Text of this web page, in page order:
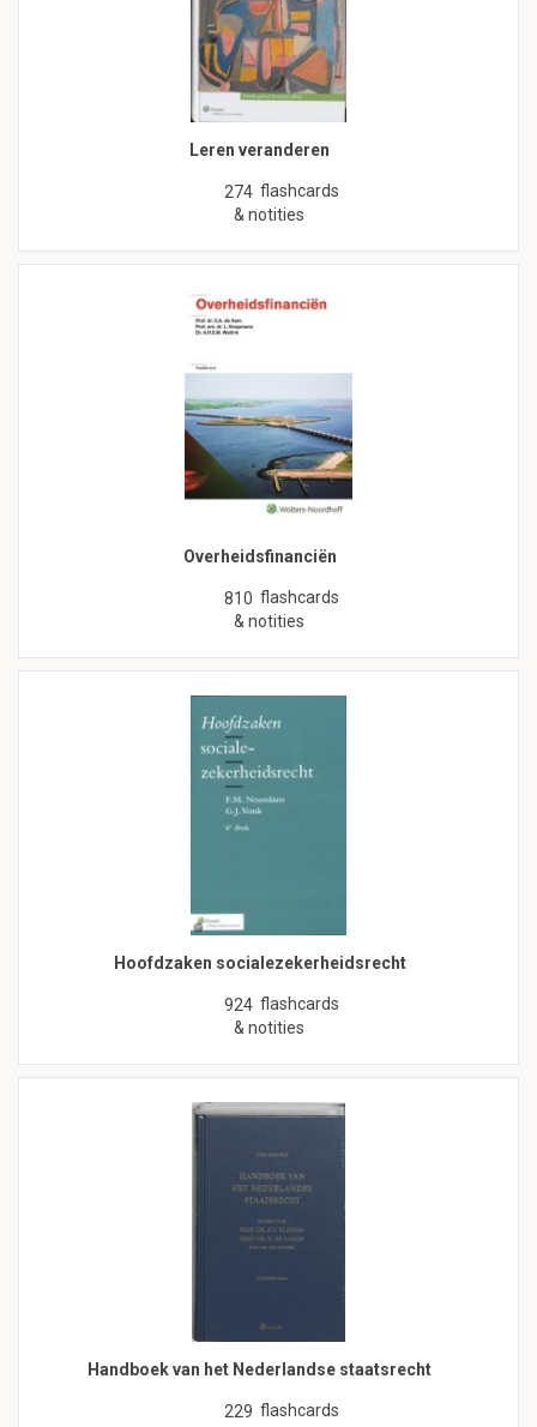
Leren veranderen
274 flashcards
& notities
Overheidsfinanciën
810 flashcards
& notities
Hoofdzaken socialezekerheidsrecht
924 flashcards
& notities
Handboek van het Nederlandse staatsrecht
229 flashcards